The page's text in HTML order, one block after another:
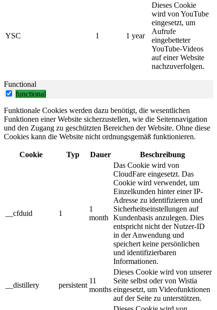
YSC 1 1 year
Dieses Cookie
wird von YouTube
eingesetzt, um
Aufrufe
eingebetteter
YouTube-Videos
auf einer Website
nachzuverfolgen.
Functional
functional
Funktionale Cookies werden dazu benötigt, die wesentlichen
Funktionen einer Website sicherzustellen, wie die Seitennavigation
und den Zugang zu geschützten Bereichen der Website. Ohne diese
Cookies kann die Website nicht ordnungsgemäß funktionieren.
Cookie Typ Dauer Beschreibung
__cfduid 1
1
month
Das Cookie wird von
CloudFare eingesetzt. Das
Cookie wird verwendet, um
Einzelkunden hinter einer IP-
Adresse zu identifizieren und
Sicherheitseinstellungen auf
Kundenbasis anzulegen. Dies
entspricht nicht der Nutzer-ID
in der Anwendung und
speichert keine persönlichen
und identifizierbaren
Informationen.
__distillery persistent
11
months
Dieses Cookie wird von unserer
Seite selbst oder von Wistia
eingesetzt, um Videofunktionen
auf der Seite zu unterstützen.